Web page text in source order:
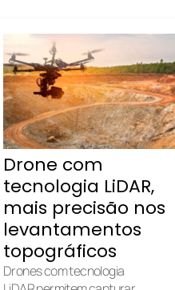
Drone com
tecnologia LiDAR,
mais precisão nos
levantamentos
topográficos
Drones com tecnologia